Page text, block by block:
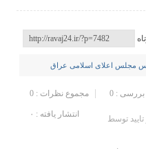
مجلس اعلای اسلامی عراق
مجموع نظرات : 0 بررسی : 0
انتشار یافته : ۰
توسط